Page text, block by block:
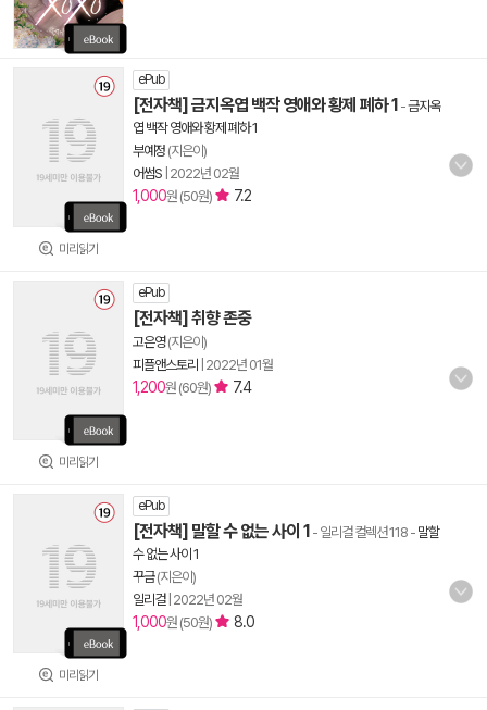
미리읽기
ePub
[전자책] 금지옥엽 백작 영애와 황제 폐하 1 -금지옥
엽 백작 영애와 황제 폐하 1
부예정 (지은이)
어썸S 2022년 02월
1,000원 (50원) 7.2
미리읽기
ePub
[전자책] 취향 존중
고은영(지은이)
피플앤스토리
2022년 01월
1,200원 (60원) 7.4
미리읽기
ePub
[전자책] 말할 수 없는 사이 1 - 일리걸 컬렉션 118 - 말할
수 없는 사이 1
꾸금(지은이)
일리걸| 2022년 02월
1,000원 (50원) 8.0